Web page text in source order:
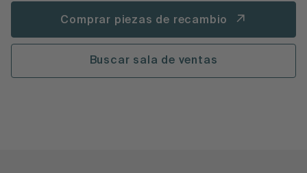
Comprar piezas de recambio
Buscar sala de ventas